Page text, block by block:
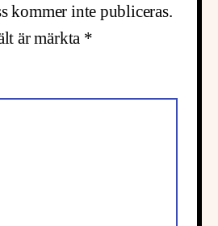
kommer inte publiceras.
är märkta *